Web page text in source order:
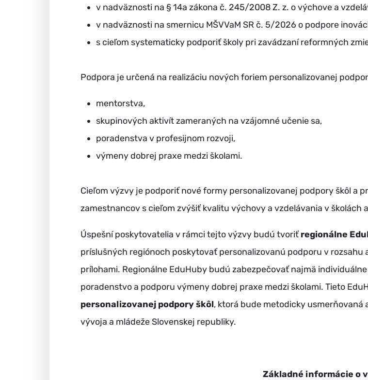
v nadväznosti na § 14a zákona č. 245/2008 Z. z. o výchove a
v nadväznosti na smernicu MŠVVaM SR č. 5/2026 o podpore
s cieľom systematicky podporiť školy pri zavádzaní reformných
Podpora je určená na realizáciu nových foriem personalizovanej
mentorstva,
skupinových aktivít zameraných na vzájomné učenie sa,
poradenstva v profesijnom rozvoji,
výmeny dobrej praxe medzi školami.
Cieľom výzvy je podporiť nové formy personalizovanej podpory škôl a
zamestnancov s cieľom zvýšiť kvalitu výchovy a vzdelávania v školách
Úspešní poskytovatelia v rámci tejto výzvy budú tvoriťregionálne
príslušných regiónoch poskytovať personalizovanú podporu v
prílohami. Regionálne EduHuby budú zabezpečovať najmä
poradenstvo a podporu výmeny dobrej praxe medzi školami. Tieto
personalizovanej podpory škôl, ktorá bude metodicky usmerňovaná
vývoja a mládeže Slovenskej republiky.
Základné informácie o